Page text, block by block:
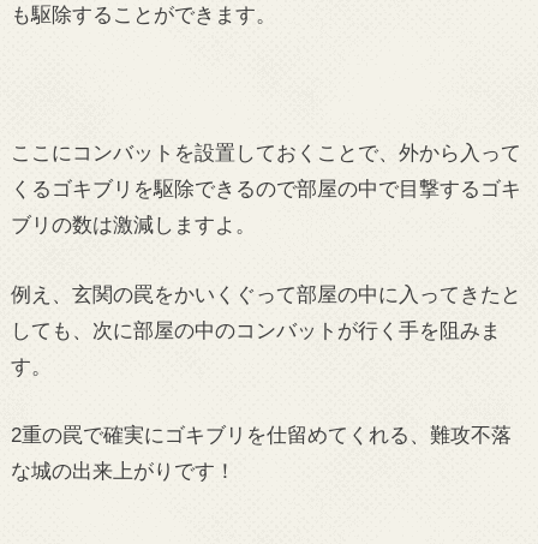
も駆除することができます。
ここにコンバットを設置しておくことで、外から入って
くるゴキブリを駆除できるので部屋の中で目撃するゴキ
ブリの数は激減しますよ。
例え、玄関の罠をかいくぐって部屋の中に入ってきたと
しても、次に部屋の中のコンバットが行く手を阻みま
す。
2重の罠で確実にゴキブリを仕留めてくれる、難攻不落
な城の出来上がりです！